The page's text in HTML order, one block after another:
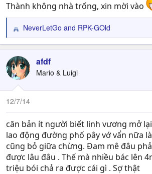
Thành không nhà trống, xin mời vào
R
e
c
t
i
o
n
NeverLetGo and RPK-GOld
afdf
Mario & Luigi
12/7/14
căn bản ít người biết linh vương mở
lao động đường phố pây vớ vẩn nữa
cũng bỏ giữa chừng. Đam mê đâu
được lâu đâu . Thế mà nhiều bác lên
triệu bói chả ra được cái gì . Sợ thật